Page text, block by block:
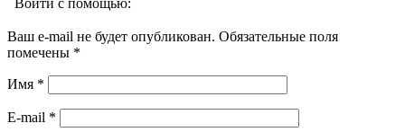
Ваш e-mail не будет опубликован. Обязательные поля
помечены *
Имя *
E-mail *